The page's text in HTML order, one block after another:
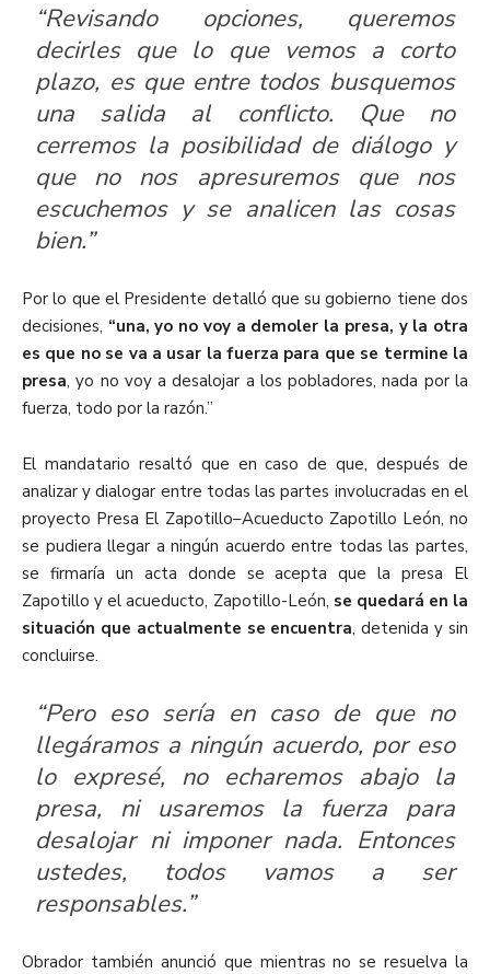
“Revisando opciones, queremos
decirles que lo que vemos a corto
plazo, es que entre todos busquemos
una salida al conflicto. Que no
cerremos la posibilidad de diálogo y
que no nos apresuremos que nos
escuchemos y se analicen las cosas
bien.”
Por lo que el Presidente detalló que su gobierno tiene dos
decisiones, “una, yo no voy a demoler la presa, y la otra
es que no se va a usar la fuerza para que se termine la
presa, yo no voy a desalojar a los pobladores, nada por la
fuerza, todo por la razón.”
El mandatario resaltó que en caso de que, después de
analizar y dialogar entre todas las partes involucradas en el
proyecto Presa El Zapotillo–Acueducto Zapotillo León, no
se pudiera llegar a ningún acuerdo entre todas las partes,
se firmaría un acta donde se acepta que la presa El
Zapotillo y el acueducto, Zapotillo-León, se quedará en la
situación que actualmente se encuentra, detenida y sin
concluirse.
“Pero eso sería en caso de que no
llegáramos a ningún acuerdo, por eso
lo expresé, no echaremos abajo la
presa, ni usaremos la fuerza para
desalojar ni imponer nada. Entonces
ustedes, todos vamos a ser
responsables.”
Obrador también anunció que mientras no se resuelva la